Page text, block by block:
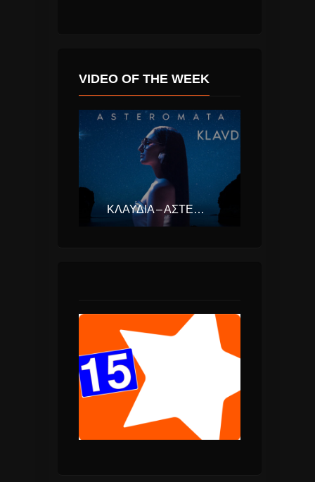
VIDEO OF THE WEEK
ΚΛΑΥΔΊΑ – ΑΣΤΕΡΟΜΆΤΑ (EUROVISION ΕΛΛΆΔΑ 2025)